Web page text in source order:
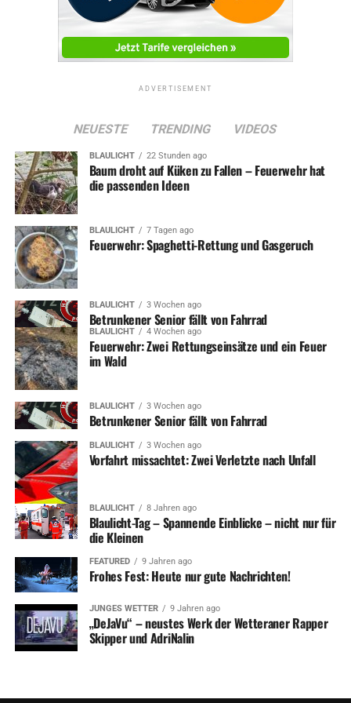
Einbruch in Lebensmittelgeschäft
DON'T MISS
Wochenende: Sommerfest bei der Feuerwehr in
ADVERTISEMENT
NEUESTE TRENDING VIDEOS
BLAULICHT 22 Stunden ago
Baum droht auf Küken zu Fallen – Feuerwehr hat
die passenden Ideen
BLAULICHT 7 Tagen ago
Feuerwehr: Spaghetti-Rettung und Gasgeruch
BLAULICHT 3 Wochen ago
Betrunkener Senior fällt von Fahrrad
BLAULICHT 4 Wochen ago
Feuerwehr: Zwei Rettungseinsätze und ein Feuer
im Wald
BLAULICHT 3 Wochen ago
Betrunkener Senior fällt von Fahrrad
BLAULICHT 3 Wochen ago
Vorfahrt missachtet: Zwei Verletzte nach Unfall
BLAULICHT 8 Jahren ago
Blaulicht-Tag – Spannende Einblicke – nicht nur für
die Kleinen
FEATURED 9 Jahren ago
Frohes Fest: Heute nur gute Nachrichten!
JUNGES WETTER 9 Jahren ago
„DeJaVu“ – neustes Werk der Wetteraner Rapper
Skipper und AdriNalin